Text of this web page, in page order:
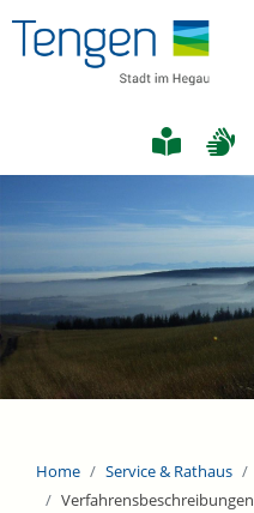
Home Service & Rathaus
Verfahrensbeschreibungen